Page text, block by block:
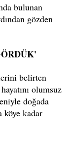
bulunan
gözden
belirten
olumsuz
doğada
köye kadar